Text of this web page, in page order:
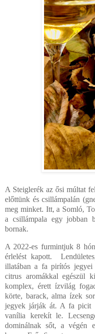
A Steiglerék az ősi múltat
előttünk és csillámpalán
meg minket. Itt, a Somló,
a csillámpala egy jobban
bornak.
A 2022-es furmintjuk 8
érlelést kapott.
illatában a fa pirítós jegyei
citrus aromákkal egészül
komplex, érett ízvilág
körte, barack, alma ízek
jegyek járják át. A fa picit
vanília kerekít le.
dominálnak sőt, a végén